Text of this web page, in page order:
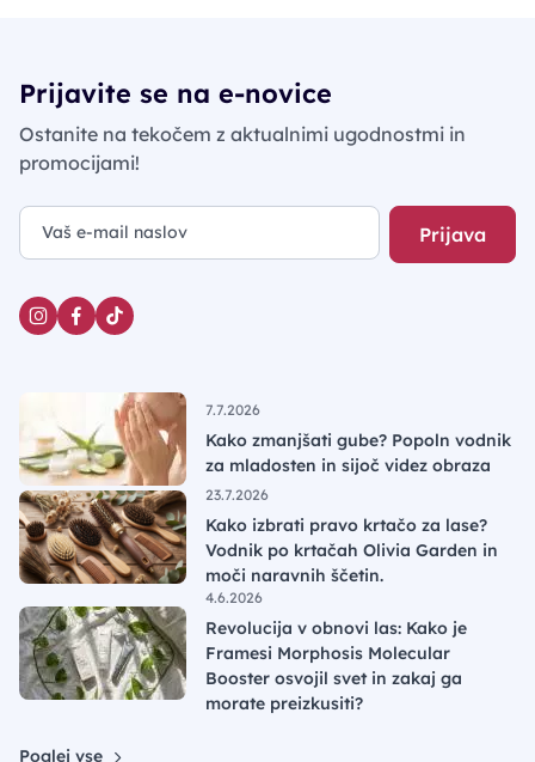
Prijavite se na e-novice
Ostanite na tekočem z aktualnimi ugodnostmi in
promocijami!
Prijava
7.7.2026
Kako zmanjšati gube? Popoln vodnik
za mladosten in sijoč videz obraza
23.7.2026
Kako izbrati pravo krtačo za lase?
Vodnik po krtačah Olivia Garden in
moči naravnih ščetin.
4.6.2026
Revolucija v obnovi las: Kako je
Framesi Morphosis Molecular
Booster osvojil svet in zakaj ga
morate preizkusiti?
Poglej vse